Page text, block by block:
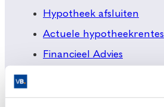
Hypotheek afsluiten
Actuele hypotheekrentes
Financieel Advies